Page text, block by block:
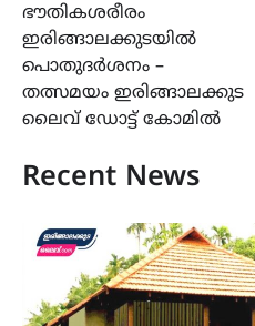
ഭൗതികശരീരം
ഇരിങ്ങാലക്കുടയിൽ
പൊതുദർശനം –
തത്സമയം ഇരിങ്ങാലക്കുട
ലൈവ് ഡോട്ട് കോമിൽ
Recent News